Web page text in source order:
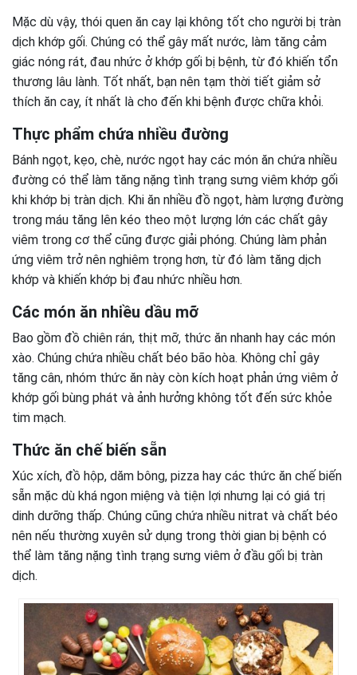
Mặc dù vậy, thói quen ăn cay lại không tốt cho người bị tràn
dịch khớp gối. Chúng có thể gây mất nước, làm tăng cảm
giác nóng rát, đau nhức ở khớp gối bị bệnh, từ đó khiến tổn
thương lâu lành. Tốt nhất, bạn nên tạm thời tiết giảm sở
thích ăn cay, ít nhất là cho đến khi bệnh được chữa khỏi.
Thực phẩm chứa nhiều đường
Bánh ngọt, kẹo, chè, nước ngọt hay các món ăn chứa nhiều
đường có thể làm tăng nặng tình trạng sưng viêm khớp gối
khi khớp bị tràn dịch. Khi ăn nhiều đồ ngọt, hàm lượng đường
trong máu tăng lên kéo theo một lượng lớn các chất gây
viêm trong cơ thể cũng được giải phóng. Chúng làm phản
ứng viêm trở nên nghiêm trọng hơn, từ đó làm tăng dịch
khớp và khiến khớp bị đau nhức nhiều hơn.
Các món ăn nhiều dầu mỡ
Bao gồm đồ chiên rán, thịt mỡ, thức ăn nhanh hay các món
xào. Chúng chứa nhiều chất béo bão hòa. Không chỉ gây
tăng cân, nhóm thức ăn này còn kích hoạt phản ứng viêm ở
khớp gối bùng phát và ảnh hưởng không tốt đến sức khỏe
tim mạch.
Thức ăn chế biến sẵn
Xúc xích, đồ hộp, dăm bông, pizza hay các thức ăn chế biến
sẵn mặc dù khá ngon miệng và tiện lợi nhưng lại có giá trị
dinh dưỡng thấp. Chúng cũng chứa nhiều nitrat và chất béo
nên nếu thường xuyên sử dụng trong thời gian bị bệnh có
thể làm tăng nặng tình trạng sưng viêm ở đầu gối bị tràn
dịch.